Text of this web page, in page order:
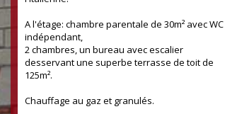
A l'étage: chambre parentale de 30m² avec WC
indépendant,
2 chambres, un bureau avec escalier
desservant une superbe terrasse de toit de
125m².
Chauffage au gaz et granulés.